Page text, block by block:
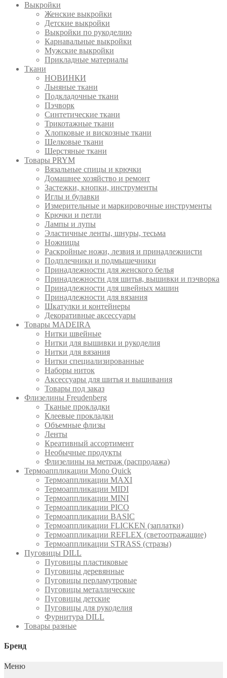
Выкройки
Женские выкройки
Детские выкройки
Выкройки по рукоделию
Карнавальные выкройки
Мужские выкройки
Прикладные материалы
Ткани
НОВИНКИ
Льняные ткани
Подкладочные ткани
Пэчворк
Синтетические ткани
Трикотажные ткани
Хлопковые и вискозные ткани
Шелковые ткани
Шерстяные ткани
Товары PRYM
Вязальные спицы и крючки
Домашнее хозяйство и ремонт
Застежки, кнопки, инструменты
Иглы и булавки
Измерительные и маркировочные инструменты
Крючки и петли
Лампы и лупы
Эластичные ленты, шнуры, тесьма
Ножницы
Раскройные ножи, лезвия и принадлежнисти
Подплечники и подмышечники
Принадлежности для женского белья
Принадлежности для шитья, вышивки и пэчворка
Принадлежности для швейных машин
Принадлежности для вязания
Шкатулки и контейнеры
Декоративные аксессуары
Товары MADEIRA
Нитки швейные
Нитки для вышивки и рукоделия
Нитки для вязания
Нитки специализированные
Наборы ниток
Аксессуары для шитья и вышивания
Товары под заказ
Флизелины Freudenberg
Тканые прокладки
Клеевые прокладки
Объемные флизы
Ленты
Креативный ассортимент
Необычные продукты
Флизелины на метраж (распродажа)
Термоаппликации Mono Quick
Термоаппликации MAXI
Термоаппликации MIDI
Термоаппликации MINI
Термоаппликации PICO
Термоаппликации BASIC
Термоаппликации FLICKEN (заплатки)
Термоаппликации REFLEX (светоотражащие)
Термоаппликации STRASS (стразы)
Пуговицы DILL
Пуговицы пластиковые
Пуговицы деревянные
Пуговицы перламутровые
Пуговицы металлические
Пуговицы детские
Пуговицы для рукоделия
Фурнитура DILL
Товары разные
Бренд
Меню